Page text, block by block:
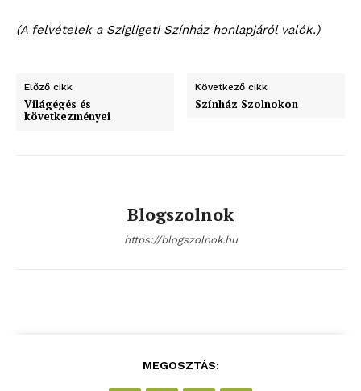
blogSZOLNOK
szubjektív élményportál
(A felvételek a Szigligeti Színház honlapjáról valók.)
Előző cikk
Világégés és
következményei
Következő cikk
Színház Szolnokon
Blogszolnok
https://blogszolnok.hu
MEGOSZTÁS: